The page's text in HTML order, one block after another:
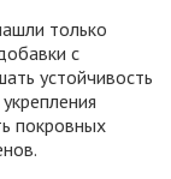
только
с
устойчивость
покровных